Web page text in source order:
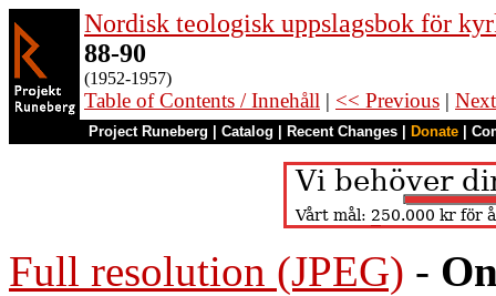
Nordisk teologisk uppslagsbok för
88-90
(1952-1957)
Table of Contents / Innehåll | << Previous |
Project Runeberg Catalog Recent Changes Donate
Full resolution (JPEG) -